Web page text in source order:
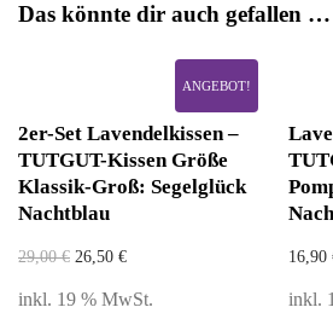
Das könnte dir auch gefallen …
ANGEBOT!
2er-Set Lavendelkissen –
TUTGUT-Kissen Größe
Klassik-Groß: Segelglück
Nachtblau
29,00€ 26,50 €
inkl. 19 % MwSt.
16,90
inkl.